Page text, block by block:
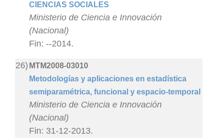
CIENCIAS SOCIALES
Ministerio de Ciencia e Innovación
(Nacional)
Fin: --2014.
26) MTM2008-03010
Metodologías y aplicaciones en estadística
semiparamétrica, funcional y espacio-temporal
Ministerio de Ciencia e Innovación
(Nacional)
Fin: 31-12-2013.